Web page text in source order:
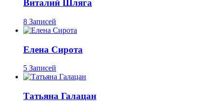
Виталий Шляга
8 Записей
Елена Сирота
5 Записей
Татьяна Галацан